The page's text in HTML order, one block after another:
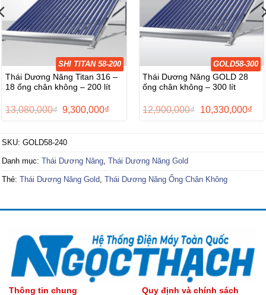
SHI TITAN 58-200
Thái Dương Năng Titan 316 –
18 ống chân không – 200 lít
13,080,000₫ Giá
13,080,000₫.
9,300,000₫
là:
GOLD58-300
Thái Dương Năng GOLD 28
ống chân không – 300 lít
12,900,000₫
Giá
12,900,000₫.
10,330,000₫Giá
là:
SKU: GOLD58-240
Danh mục: Thái Dương Năng, Thái Dương Năng Gold
Thẻ: Thái Dương Năng Gold Thái Dương Năng Ống Chân Không
Thông tin chung Quy định và chính sách